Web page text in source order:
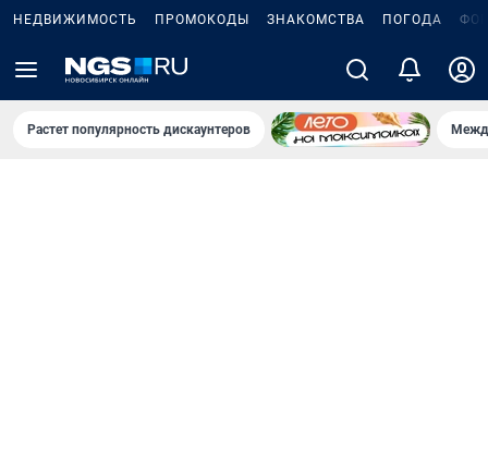
НЕДВИЖИМОСТЬ ПРОМОКОДЫ ЗНАКОМСТВА ПОГОДА
Растет популярность дискаунтеров